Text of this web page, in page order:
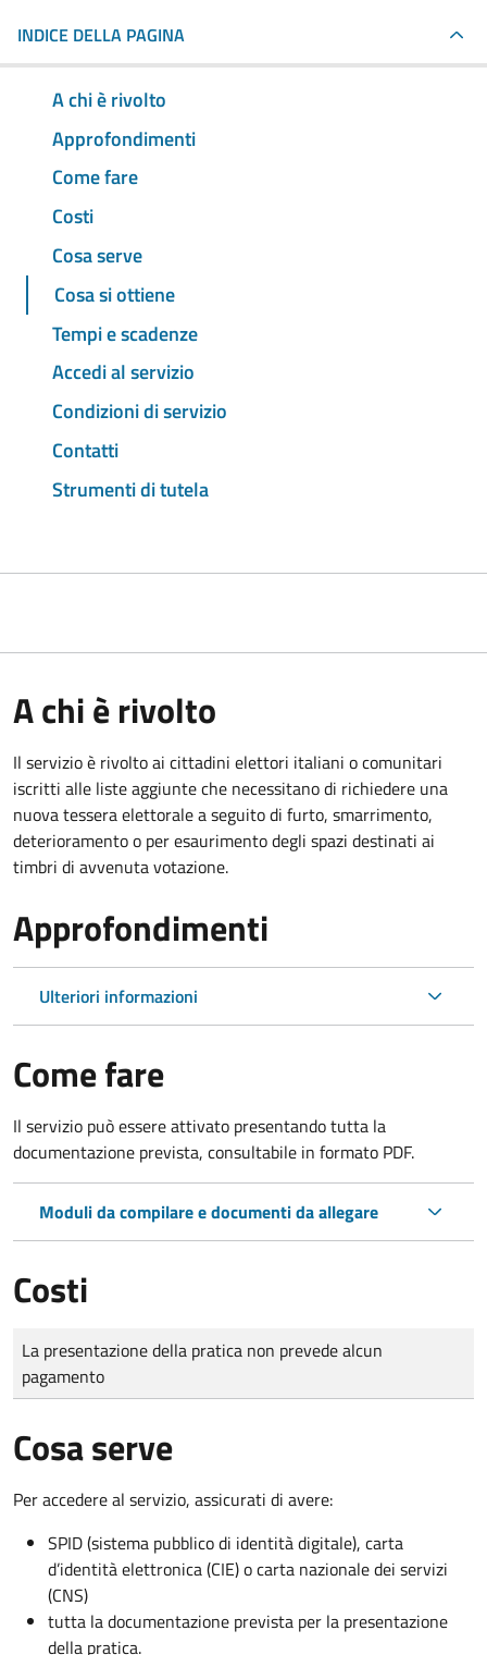
INDICE DELLA PAGINA
A chi è rivolto
Approfondimenti
Come fare
Costi
Cosa serve
Cosa si ottiene
Tempi e scadenze
Accedi al servizio
Condizioni di servizio
Contatti
Strumenti di tutela
A chi è rivolto
Il servizio è rivolto ai cittadini elettori italiani o comunitari
iscritti alle liste aggiunte che necessitano di richiedere una
nuova tessera elettorale a seguito di furto, smarrimento,
deterioramento o per esaurimento degli spazi destinati ai
timbri di avvenuta votazione.
Approfondimenti
Ulteriori informazioni
Come fare
Il servizio può essere attivato presentando tutta la
documentazione prevista, consultabile in formato PDF.
Moduli da compilare e documenti da allegare
Costi
Tipo di pagamento
Importo
La presentazione della pratica non prevede alcun
pagamento
Cosa serve
Per accedere al servizio, assicurati di avere:
SPID (sistema pubblico di identità digitale), carta
d’identità elettronica (CIE) o carta nazionale dei servizi
(CNS)
tutta la documentazione prevista per la presentazione
della pratica.